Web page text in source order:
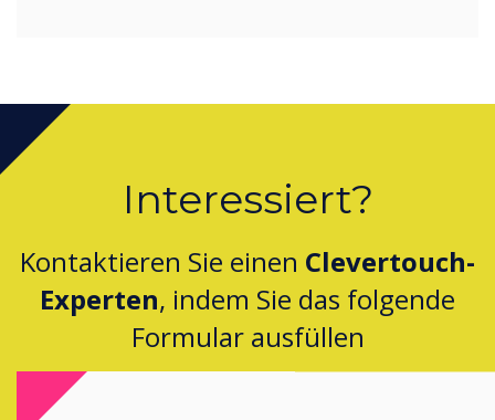
Interessiert?
Kontaktieren Sie einen Clevertouch-
Experten, indem Sie das folgende
Formular ausfüllen